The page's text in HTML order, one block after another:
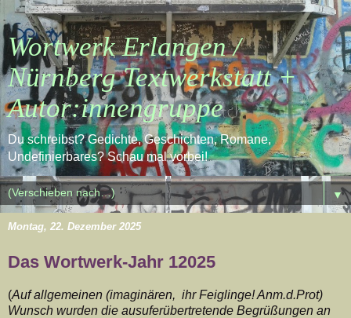
Wortwerk Erlangen /
Nürnberg Textwerkstatt +
Autor:innengruppe
Du schreibst? Gedichte, Geschichten, Romane,
Undefinierbares? Schau mal vorbei!
▼
Montag, 22. Dezember 2025
Das Wortwerk-Jahr 12025
(Auf allgemeinen (imaginären, ihr Feiglinge! Anm.d.Prot)
Wunsch wurden die ausuferübertretende Begrüßungen an